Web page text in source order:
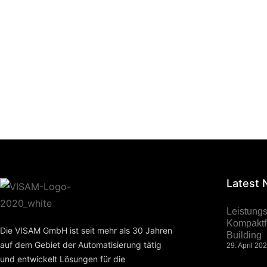
Die VISAM GmbH ist seit mehr als 30 Jahren
auf dem Gebiet der Automatisierung tätig
und entwickelt Lösungen für die
Latest
Building
29. April